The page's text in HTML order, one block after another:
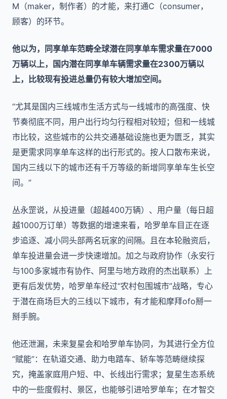
M（maker，制作者）的才能，来打通C（consumer，
顾客）的环节。
他以为，同享单车范畴全球潜在同享单车需求量在7000
万辆以上，国内潜在同享单车辆需求量在2300万辆以
上，比较现有投进总量仍有较大增加空间。
“尤其是国内三线城市生活方式与一线城市的高强度、快
节奏彻底不同，用户出行均匀行程相对较短；但和一线城
市比较，这些城市的公共交通基础设施也更为匮乏，其实
是更需求同享单车这样的出行形式的。按人口散布来说，
国内三线以下的城市还有千万等级的新增同享单车生长空
间。”
丛永罡说，从投进量（超越400万辆）、用户量（每日超
越1000万订单）等数据的增速来看，哈罗单车目正在逐
步追逐、减小同头部两名玩家的间隔。且在本轮融资后，
单车投进量会进一步快速增加。加之与政府协作（永安行
与100多家城市有协作、阿里与地方政府的杰出联系）上
更有后发优势，哈罗单车经过“农村包围城市”战略，专心
于潜在商场巨大的三线以下城市，有才能和摩拜ofo掰一
掰手腕。
他还泄漏，未来复星会和哈罗单车协同，为其进行全方位
“赋能”：在轨道交通、助力电踏车、轿车等范畴继续探
究，掩盖家庭用户短、中、长线出行需求；复星生态系统
中的一些度假村、景区，也能够引进哈罗单车；在才智交